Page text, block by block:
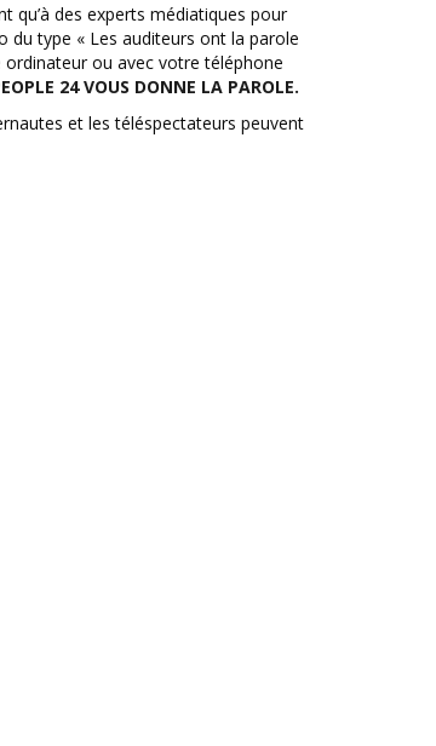
qu’à des experts médiatiques pour
du type « Les auditeurs ont la parole
ordinateur ou avec votre téléphone
24 VOUS DONNE LA PAROLE.
et les téléspectateurs peuvent